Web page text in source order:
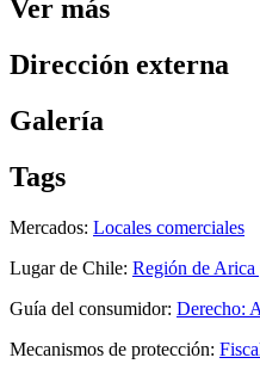
Ver más
Dirección externa
Galería
Tags
Mercados: Locales comerciales
Lugar de Chile: Región de Arica
Guía del consumidor: Derecho:
Mecanismos de protección: